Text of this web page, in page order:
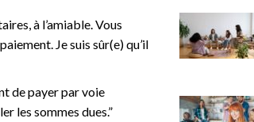
à l’amiable. Vous
Je suis sûr(e) qu’il
de payer par voie
les sommes dues.”